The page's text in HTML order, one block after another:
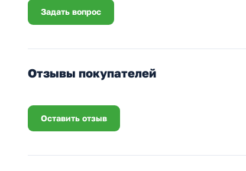
Задать вопрос
Отзывы покупателей
Оставить отзыв